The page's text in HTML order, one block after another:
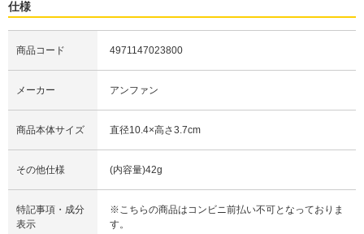
仕様
商品コード 4971147023800
メーカー アンファン
商品本体サイズ 直径10.4×高さ3.7cm
その他仕様 (内容量)42g
特記事項・成分
表示
※こちらの商品はコンビニ前払い不可となっておりま
す。